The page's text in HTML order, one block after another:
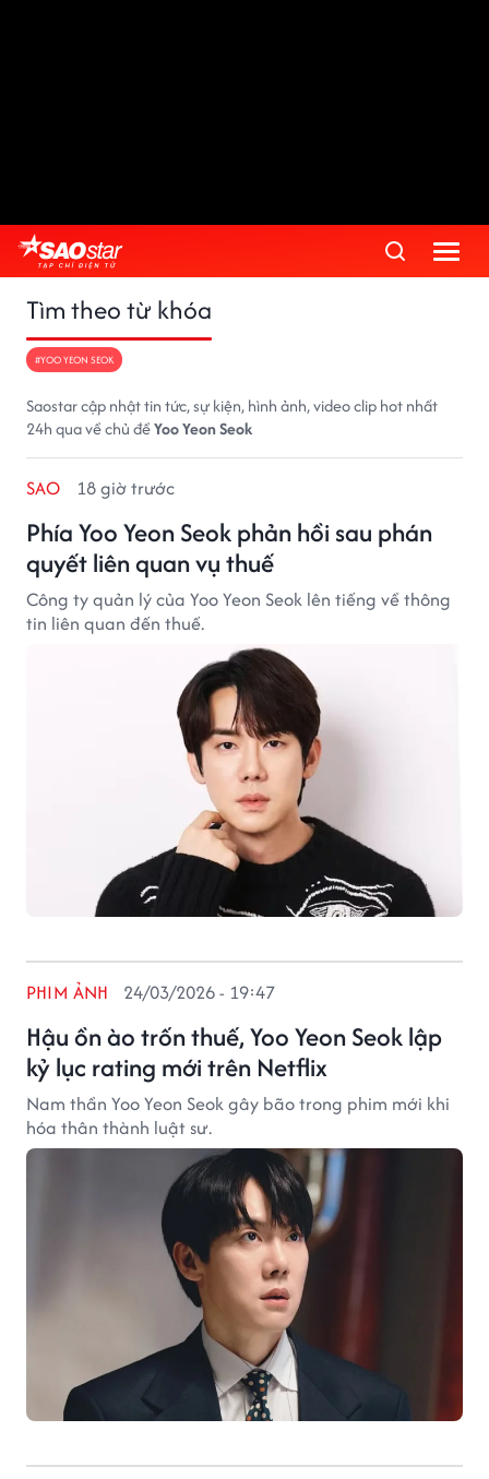
Tìm theo từ khóa
#YOO YEON SEOK
Saostar cập nhật tin tức, sự kiện, hình ảnh, video clip hot nhất
24h qua về chủ đềYoo Yeon Seok
Phía Yoo Yeon Seok phản hồi sau phán
quyết liên quan vụ thuế
SAO 18 giờ trước
Công ty quản lý của Yoo Yeon Seok lên tiếng về thông
tin liên quan đến thuế.
Hậu ồn ào trốn thuế, Yoo Yeon Seok lập
kỷ lục rating mới trên Netflix
PHIM ẢNH 24/03/2026 - 19:47
Nam thần Yoo Yeon Seok gây bão trong phim mới khi
hóa thân thành luật sư.